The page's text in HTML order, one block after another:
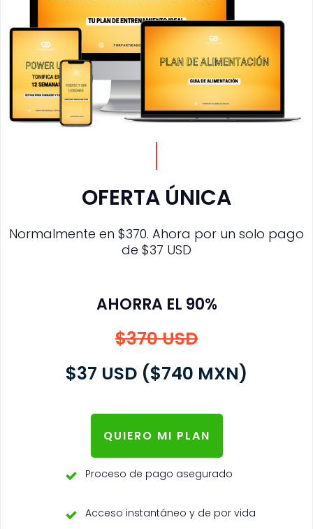
OFERTA ÚNICA
Normalmente en $370. Ahora por un solo pago
de $37 USD
AHORRA EL 90%
$370 USD
$37 USD ($740 MXN)
QUIERO MI PLAN
Proceso de pago asegurado
Acceso instantáneo y de por vida